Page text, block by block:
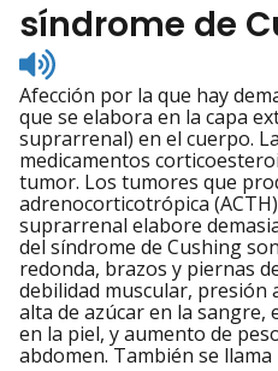
síndrome de
Listen
to
pronunciation
Afección por la que hay
que se elabora en la capa
suprarrenal) en el cuerpo.
medicamentos
tumor. Los tumores que
adrenocorticotrópica
suprarrenal elabore
del síndrome de Cushing
redonda, brazos y piernas
debilidad muscular, presión
alta de azúcar en la
en la piel, y aumento de
abdomen. También se